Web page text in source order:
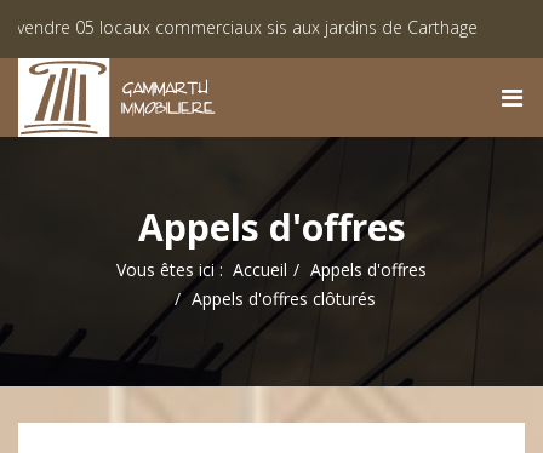
05 locaux commerciaux sis aux jardins de Carthage
lots viabilisés à Monastir « Lotissement El Achaab Golf »
Appels d'offres
Vous êtes ici : Accueil
Appels d'offres
Appels d'offres clôturés